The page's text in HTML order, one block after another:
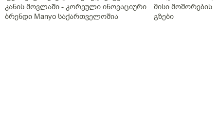
კანის მოვლაში - კორეული ინოვაციური
ბრენდი Manyo საქართველოშია
მისი მოშორების
გზები